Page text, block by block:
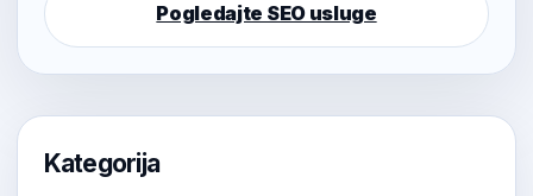
Pogledajte SEO usluge
Kategorija